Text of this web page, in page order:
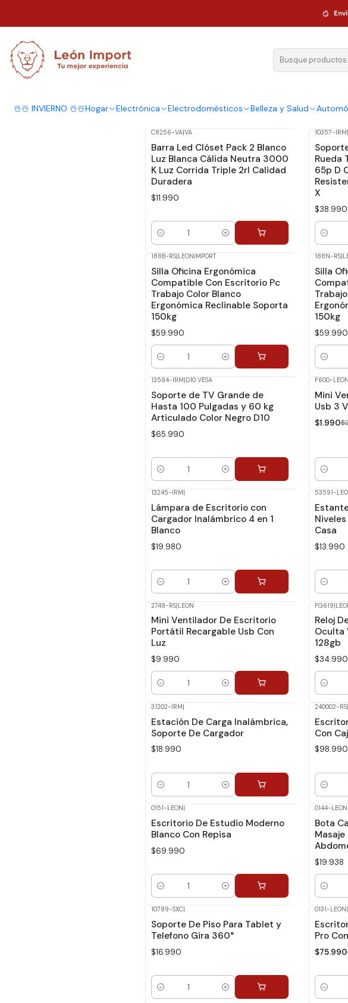
☃️☃️ INVIERNO ☃️☃️Hogar Electrónica Electrodomésticos Belleza y Salud
Oficina
C8256-VA VA
Barra Led Clóset Pack 2 Blanco
Luz Blanca Cálida Neutra 3000
K Luz Corrida Triple 2rl Calidad
Duradera
$11.990
Cantidad
10357-IRM
Rueda
65p D
X
$38.990
Cantidad
188B-RS LEONIMPORT
Silla Oficina Ergonómica
Compatible Con Escritorio Pc
Trabajo Color Blanco
Ergonómica Reclinable Soporta
150kg
$59.990
Cantidad
188N-RS
Silla
150kg
$59.990
Cantidad
13584-IRM D10 VESA
Soporte de TV Grande de
Hasta 100 Pulgadas y 60 kg
Articulado Color Negro D10
$65.990
Cantidad
F600-LEON
Mini
Usb 3
$1.990
Cantidad
13245-IRM
Lámpara de Escritorio con
Cargador Inalámbrico 4 en 1
Blanco
$19.980
Cantidad
53591-
Casa
$13.990
Cantidad
2748-RS|LEON
Mini Ventilador De Escritorio
Portátil Recargable Usb Con
Luz
$9.990
Cantidad
FG619|
Reloj
Oculta
128gb
$34.990
Cantidad
31202-IRM|
Estación De Carga Inalámbrica,
Soporte De Cargador
$18.990
Cantidad
240002-RS|
Con
$98.990
Cantidad
0151-LEON|
Escritorio De Estudio Moderno
Blanco Con Repisa
$69.990
Cantidad
0144-LEON
Bota
$19.938
Cantidad
10789-SXC|
Soporte De Piso Para Tablet y
Telefono Gira 360°
$16.990
Cantidad
0131-LEON|
Pro
$75.990
Cantidad